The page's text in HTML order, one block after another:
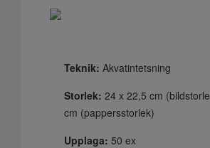
Teknik: Akvatintetsning
Storlek: 24 x 22,5 cm
cm (pappersstorlek)
Upplaga: 50 ex